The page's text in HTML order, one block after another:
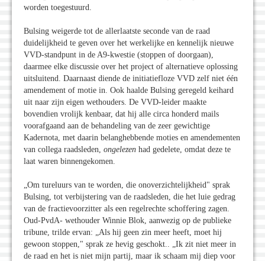
worden toegestuurd.
Bulsing weigerde tot de allerlaatste seconde van de raad
duidelijkheid te geven over het werkelijke en kennelijk nieuwe
VVD-standpunt in de A9-kwestie (stoppen of doorgaan),
daarmee elke discussie over het project of alternatieve oplossing
uitsluitend. Daarnaast diende de initiatiefloze VVD zelf niet één
amendement of motie in. Ook haalde Bulsing geregeld keihard
uit naar zijn eigen wethouders. De VVD-leider maakte
bovendien vrolijk kenbaar, dat hij alle circa honderd mails
voorafgaand aan de behandeling van de zeer gewichtige
Kadernota, met daarin belanghebbende moties en amendementen
van collega raadsleden, ongelezen had gedelete, omdat deze te
laat waren binnengekomen.
„Om tureluurs van te worden, die onoverzichtelijkheid" sprak
Bulsing, tot verbijstering van de raadsleden, die het luie gedrag
van de fractievoorzitter als een regelrechte schoffering zagen.
Oud-PvdA- wethouder Winnie Blok, aanwezig op de publieke
tribune, trilde ervan: „Als hij geen zin meer heeft, moet hij
gewoon stoppen," sprak ze hevig geschokt.. „Ik zit niet meer in
de raad en het is niet mijn partij, maar ik schaam mij diep voor